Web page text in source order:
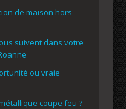
de maison hors
suivent dans votre
ou vraie
coupe feu ?